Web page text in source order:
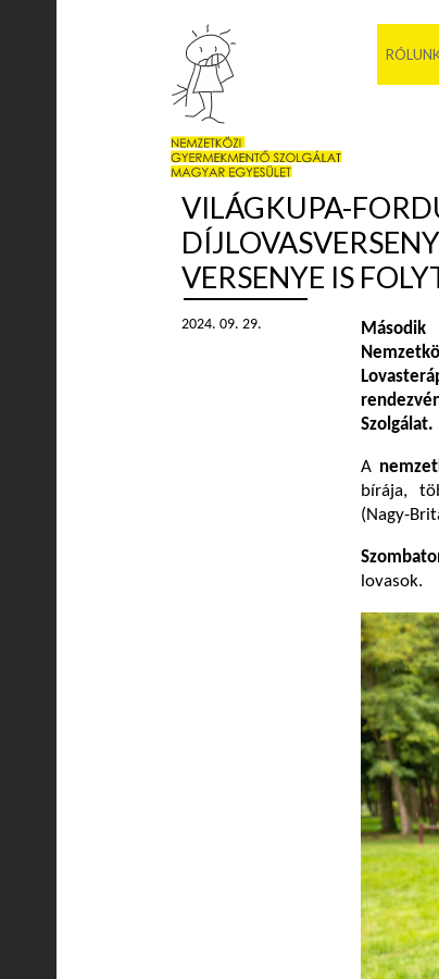
VILÁGKUPA-
VERSENYE IS
2024. 09. 29.
Második
Szolgálat.
A
bírája,
(Nagy-
lovasok.